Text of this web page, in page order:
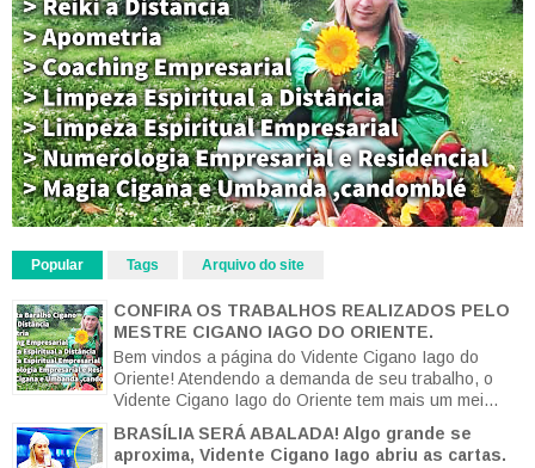
Popular Tags Arquivo do site
CONFIRA OS TRABALHOS REALIZADOS PELO
MESTRE CIGANO IAGO DO ORIENTE.
Bem vindos a página do Vidente Cigano Iago do
Oriente! Atendendo a demanda de seu trabalho, o
Vidente Cigano Iago do Oriente tem mais um mei...
BRASÍLIA SERÁ ABALADA! Algo grande se
aproxima, Vidente Cigano Iago abriu as cartas.